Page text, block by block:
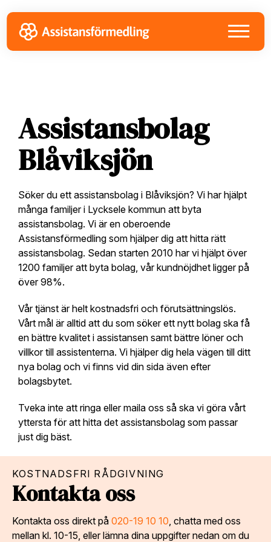
to
primary
navigation
to
main
content
to
footer
Assistansbolag
Blåviksjön
Söker du ett assistansbolag i Blåviksjön? Vi har hjälpt
många familjer i Lycksele kommun att byta
assistansbolag. Vi är en oberoende
Assistansförmedling som hjälper dig att hitta rätt
assistansbolag. Sedan starten 2010 har vi hjälpt över
1200 familjer att byta bolag, vår kundnöjdhet ligger på
över 98%.
Vår tjänst är helt kostnadsfri och förutsättningslös.
Vårt mål är alltid att du som söker ett nytt bolag ska få
en bättre kvalitet i assistansen samt bättre löner och
villkor till assistenterna. Vi hjälper dig hela vägen till ditt
nya bolag och vi finns vid din sida även efter
bolagsbytet.
Tveka inte att ringa eller maila oss så ska vi göra vårt
yttersta för att hitta det assistansbolag som passar
just dig bäst.
KOSTNADSFRI RÅDGIVNING
Kontakta oss
Kontakta oss direkt på 020-19 10 10 , chatta med oss
mellan kl. 10-15, eller lämna dina uppgifter nedan om du